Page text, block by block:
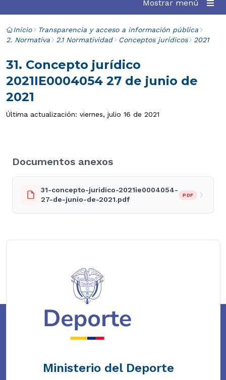
Mostrar menú
Inicio
Transparencia y acceso a información pública
2. Normativa
2.1 Normatividad Conceptos jurídicos 2021
31. Concepto jurídico
2021IE0004054 27 de junio de
2021
Última actualización: viernes, julio 16 de 2021
Documentos anexos
31-concepto-juridico-2021ie0004054-
27-de-junio-de-2021.pdf
PDF
Ministerio del Deporte